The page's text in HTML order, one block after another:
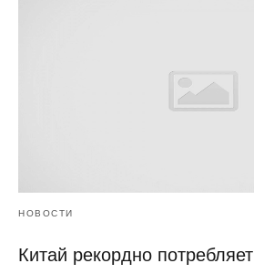
НОВОСТИ
Китай рекордно потребляет